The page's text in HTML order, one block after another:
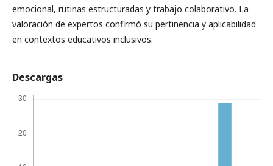
emocional, rutinas estructuradas y trabajo colaborativo. La
valoración de expertos confirmó su pertinencia y aplicabilidad
en contextos educativos inclusivos.
Descargas